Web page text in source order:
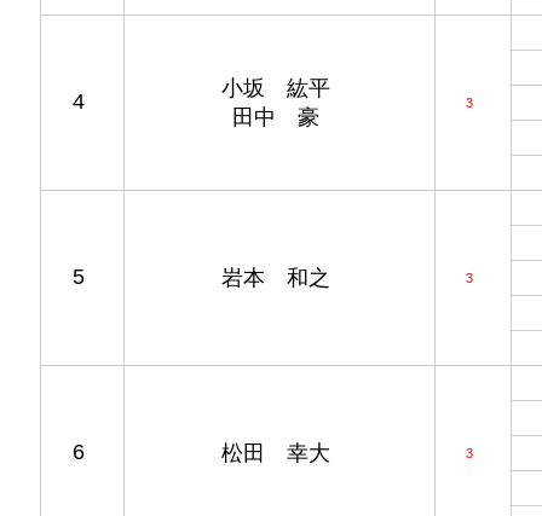
4
小坂 紘平
田中 豪
3
5 岩本 和之 3
6 松田 幸大 3